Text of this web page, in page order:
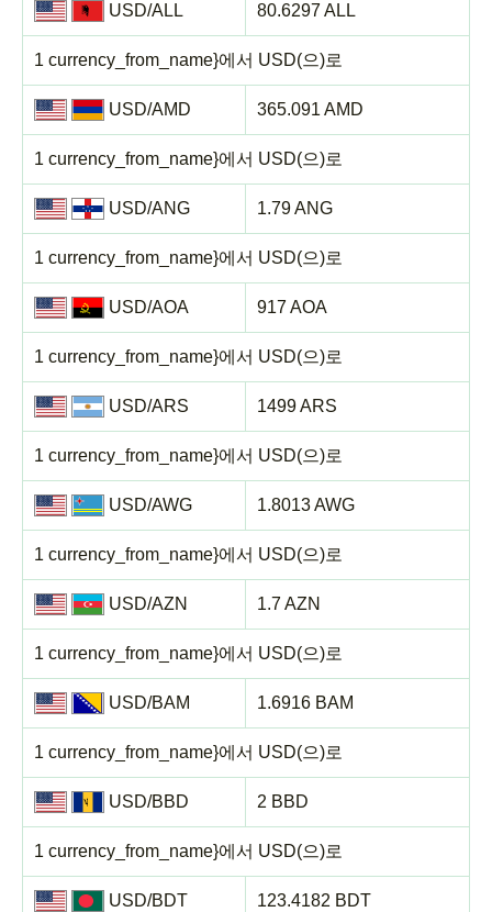
USD/ALL
1 currency_from_name}에서 USD(으)로
80.6297 ALL
USD/AMD
1 currency_from_name}에서 USD(으)로
365.091 AMD
USD/ANG
1 currency_from_name}에서 USD(으)로
1.79 ANG
USD/AOA
1 currency_from_name}에서 USD(으)로
917 AOA
USD/ARS
1 currency_from_name}에서 USD(으)로
1499 ARS
USD/AWG
1 currency_from_name}에서 USD(으)로
1.8013 AWG
USD/AZN
1 currency_from_name}에서 USD(으)로
1.7 AZN
USD/BAM
1 currency_from_name}에서 USD(으)로
1.6916 BAM
USD/BBD
1 currency_from_name}에서 USD(으)로
2 BBD
USD/BDT 123.4182 BDT